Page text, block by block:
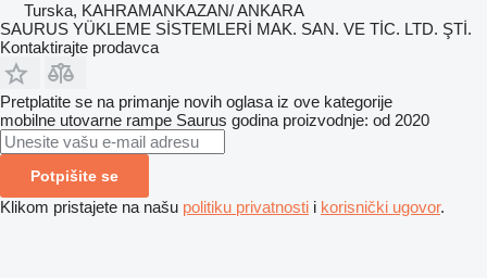
Turska, KAHRAMANKAZAN/ ANKARA
SAURUS YÜKLEME SİSTEMLERİ MAK. SAN. VE TİC. LTD. ŞTİ.
Kontaktirajte prodavca
Pretplatite se na primanje novih oglasa iz ove kategorije
mobilne utovarne rampe Saurus godina proizvodnje: od 2020
Potpišite se
Klikom pristajete na našu politiku privatnosti i korisnički ugovor.